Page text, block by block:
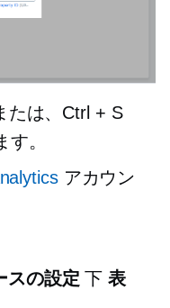
たは、Ctrl + S
。
アカウン
スの設定 下表